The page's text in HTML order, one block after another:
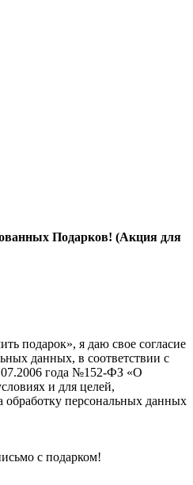
Подарков! (Акция для
подарок», я даю свое согласие
данных, в соответствии с
года №152-ФЗ «О
и для целей,
обработку персональных данных
с подарком!